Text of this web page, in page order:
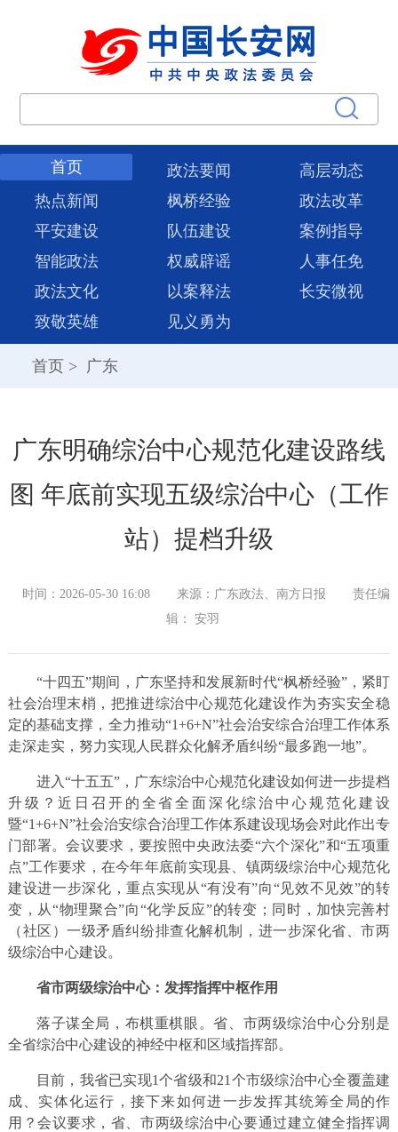
首页 政法要闻
高层动态
热点新闻
枫桥经验
政法改革
平安建设
队伍建设
案例指导
智能政法
权威辟谣
人事任免
政法文化
以案释法
长安微视
致敬英雄
见义勇为
首页 > 广东
广东明确综治中心规范化建设路线
图 年底前实现五级综治中心（工作
站）提档升级
时间：2026-05-30 16:08 来源：广东政法、南方日报
责任编
辑： 安羽
“十四五”期间，广东坚持和发展新时代“枫桥经验”，紧盯
社会治理末梢，把推进综治中心规范化建设作为夯实安全稳
定的基础支撑，全力推动“1+6+N”社会治安综合治理工作体系
走深走实，努力实现人民群众化解矛盾纠纷“最多跑一地”。
进入“十五五”，广东综治中心规范化建设如何进一步提档
升级？近日召开的全省全面深化综治中心规范化建设
暨“1+6+N”社会治安综合治理工作体系建设现场会对此作出专
门部署。会议要求，要按照中央政法委“六个深化”和“五项重
点”工作要求，在今年年底前实现县、镇两级综治中心规范化
建设进一步深化，重点实现从“有没有”向“见效不见效”的转
变，从“物理聚合”向“化学反应”的转变；同时，加快完善村
（社区）一级矛盾纠纷排查化解机制，进一步深化省、市两
级综治中心建设。
省市两级综治中心： 发挥指挥中枢作用
落子谋全局，布棋重棋眼。省、市两级综治中心分别是
全省综治中心建设的神经中枢和区域指挥部。
目前，我省已实现1个省级和21个市级综治中心全覆盖建
成、实体化运行，接下来如何进一步发挥其统筹全局的作
用？会议要求，省、市两级综治中心要通过建立健全指挥调